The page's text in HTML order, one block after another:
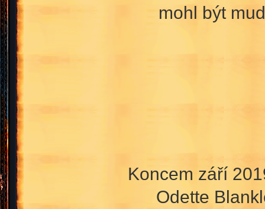
mohl být
Koncem září
Odette